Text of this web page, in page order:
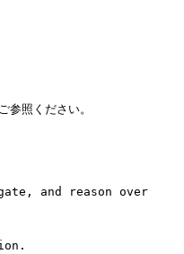
照ください。
and reason over